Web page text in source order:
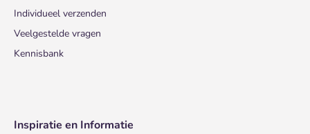
Individueel verzenden
Veelgestelde vragen
Kennisbank
Inspiratie en Informatie